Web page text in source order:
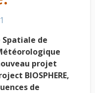
de
projet
BIOSPHERE,
de